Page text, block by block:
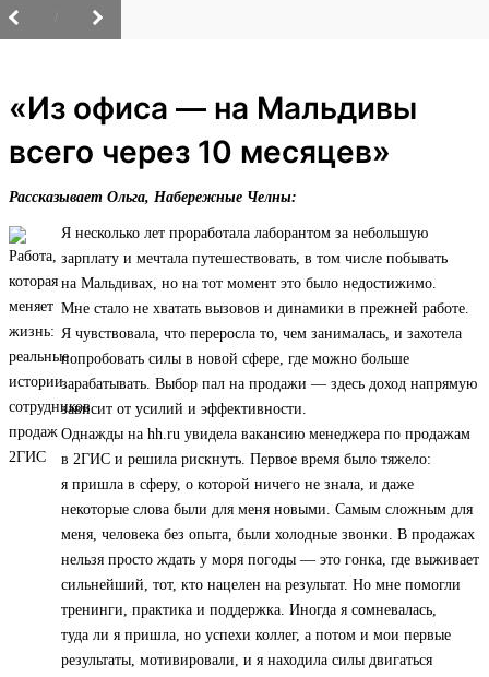
«Из офиса — на Мальдивы
всего через 10 месяцев»
Рассказывает Ольга, Набережные Челны:
Я несколько лет проработала лаборантом за небольшую
зарплату и мечтала путешествовать, в том числе побывать
на Мальдивах, но на тот момент это было недостижимо.
Мне стало не хватать вызовов и динамики в прежней работе.
Я чувствовала, что переросла то, чем занималась, и захотела
попробовать силы в новой сфере, где можно больше
зарабатывать. Выбор пал на продажи — здесь доход напрямую
зависит от усилий и эффективности.
Однажды на hh.ru увидела вакансию менеджера по продажам
в 2ГИС и решила рискнуть. Первое время было тяжело:
я пришла в сферу, о которой ничего не знала, и даже
некоторые слова были для меня новыми. Самым сложным для
меня, человека без опыта, были холодные звонки. В продажах
нельзя просто ждать у моря погоды — это гонка, где выживает
сильнейший, тот, кто нацелен на результат. Но мне помогли
тренинги, практика и поддержка. Иногда я сомневалась,
туда ли я пришла, но успехи коллег, а потом и мои первые
результаты, мотивировали, и я находила силы двигаться